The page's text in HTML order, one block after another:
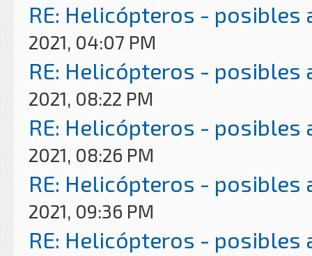
RE: Helicópteros - posibles
2021, 04:07 PM
RE: Helicópteros - posibles
2021, 08:22 PM
RE: Helicópteros - posibles
2021, 08:26 PM
RE: Helicópteros - posibles
2021, 09:36 PM
RE: Helicópteros - posibles